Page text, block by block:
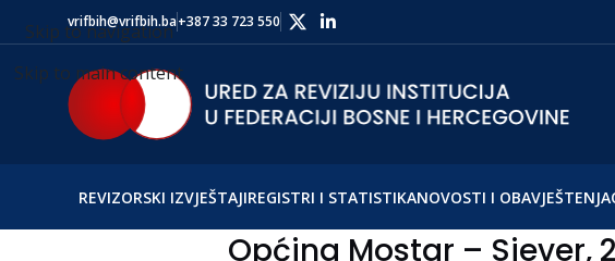
Skip to navigation
Skip to main content
vrifbih@vrifbih.ba+387 33 723 550
REVIZORSKI IZVJEŠTAJIREGISTRI I STATISTIKANOVOSTI I OBAVJEŠTENJA
Općina Mostar – Sjever,